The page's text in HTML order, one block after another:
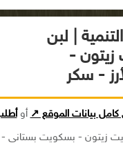
| لبن
زيتون -
- سكر
بيانات الموقع ↗ أو
زيتون - بسكويت بستانى -